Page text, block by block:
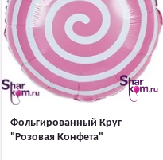
Фольгированный Круг
"Розовая Конфета"